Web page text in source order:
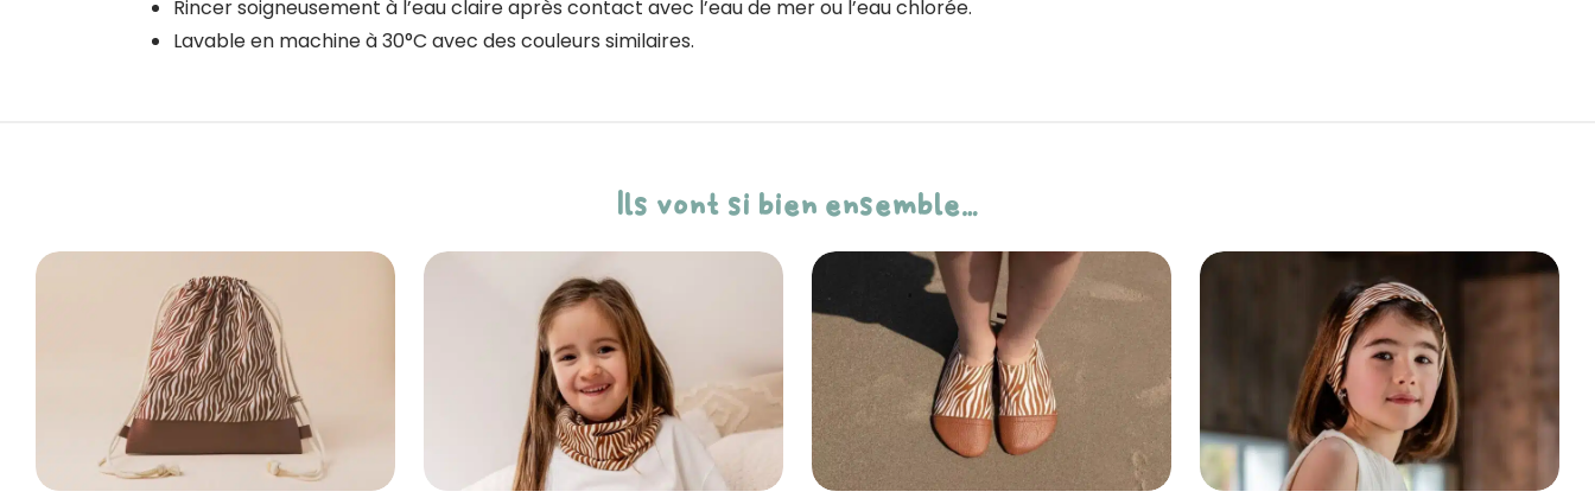
Rincer soigneusement à l’eau claire après contact avec l’eau de mer ou l’eau chlorée.
Lavable en machine à 30°C avec des couleurs similaires.
Ils vont si bien ensemble…